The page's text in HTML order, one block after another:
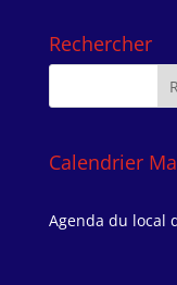
Rechercher
Calendrier
Agenda du local